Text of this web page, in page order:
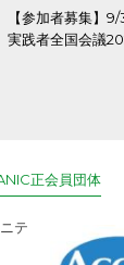
【参加者募集】
実践者全国会議
正会員団体
テ